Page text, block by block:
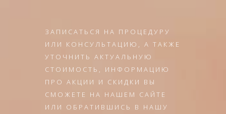
ЗАПИСАТЬСЯ НА ПРОЦЕДУРУ
ИЛИ КОНСУЛЬТАЦИЮ, А ТАКЖЕ
УТОЧНИТЬ АКТУАЛЬНУЮ
СТОИМОСТЬ, ИНФОРМАЦИЮ
ПРО АКЦИИ И СКИДКИ ВЫ
СМОЖЕТЕ НА НАШЕМ САЙТЕ
ИЛИ ОБРАТИВШИСЬ В НАШУ